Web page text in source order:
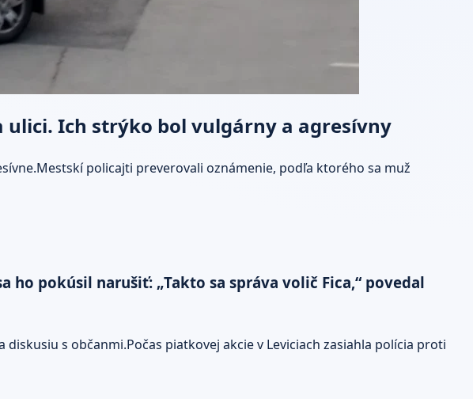
Ich strýko bol vulgárny a agresívny
policajti preverovali oznámenie, podľa ktorého sa muž
pokúsil narušiť: „Takto sa správa volič Fica,“ povedal
s občanmi.Počas piatkovej akcie v Leviciach zasiahla polícia proti